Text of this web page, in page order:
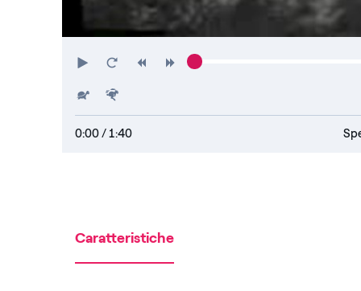
Play RestartRewindForward
SlowerFaster
0:00/ 1:40
Caratteristiche